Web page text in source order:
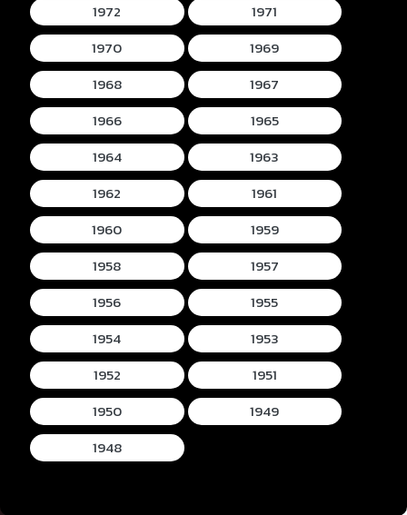
1972
1971
1970
1969
1968
1967
1966
1965
1964
1963
1962
1961
1960
1959
1958
1957
1956
1955
1954
1953
1952
1951
1950
1949
1948